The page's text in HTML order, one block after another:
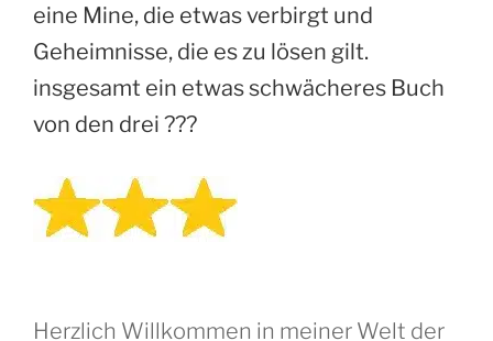
eine Mine, die etwas verbirgt und
Geheimnisse, die es zu lösen gilt.
insgesamt ein etwas schwächeres Buch
von den drei ???
Herzlich Willkommen in meiner Welt der